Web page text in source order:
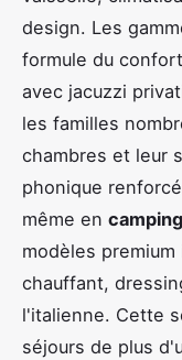
design. Les
formule du
avec jacuzzi
les familles
chambres et leur
phonique
même en
modèles
chauffant,
l'italienne. Cette
séjours de plus